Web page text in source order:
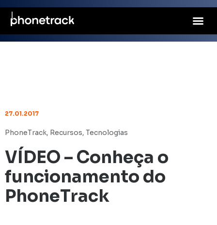
27.01.2017
PhoneTrack, Recursos, Tecnologias
VÍDEO – Conheça o
funcionamento do
PhoneTrack